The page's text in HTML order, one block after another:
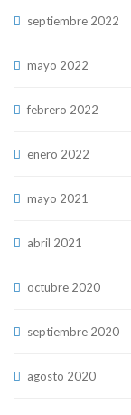
septiembre 2022
mayo 2022
febrero 2022
enero 2022
mayo 2021
abril 2021
octubre 2020
septiembre 2020
agosto 2020